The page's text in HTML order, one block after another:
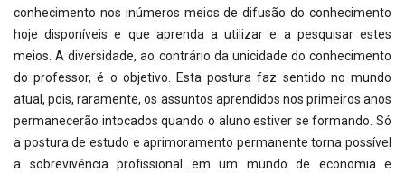
conhecimento nos inúmeros meios de difusão do conhecimento
hoje disponíveis e que aprenda a utilizar e a pesquisar estes
meios. A diversidade, ao contrário da unicidade do conhecimento
do professor, é o objetivo. Esta postura faz sentido no mundo
atual, pois, raramente, os assuntos aprendidos nos primeiros anos
permanecerão intocados quando o aluno estiver se formando. Só
a postura de estudo e aprimoramento permanente torna possível
a sobrevivência profissional em um mundo de economia e